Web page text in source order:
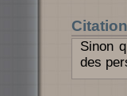
Citation
Sinon
des